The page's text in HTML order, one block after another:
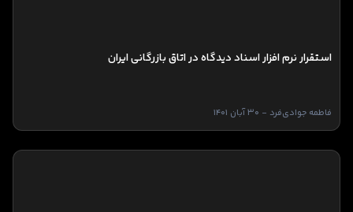
استقرار نرم افزار اسناد دیدگاه در اتاق بازرگانی ایران
فاطمه جوادی‌فرد - 30 آبان 1401